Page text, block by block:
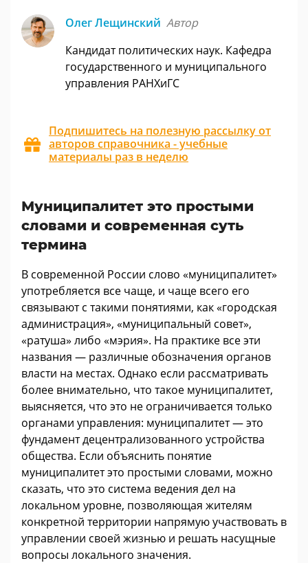
Олег Лещинский Автор
Кандидат политических наук. Кафедра
государственного и муниципального
управления РАНХиГС
Подпишитесь на полезную рассылку от
авторов справочника - учебные
материалы раз в неделю
Муниципалитет это простыми
словами и современная суть
термина
В современной России слово «муниципалитет»
употребляется все чаще, и чаще всего его
связывают с такими понятиями, как «городская
администрация», «муниципальный совет»,
«ратуша» либо «мэрия». На практике все эти
названия — различные обозначения органов
власти на местах. Однако если рассматривать
более внимательно, что такое муниципалитет,
выясняется, что это не ограничивается только
органами управления: муниципалитет — это
фундамент децентрализованного устройства
общества. Если объяснить понятие
муниципалитет это простыми словами, можно
сказать, что это система ведения дел на
локальном уровне, позволяющая жителям
конкретной территории напрямую участвовать в
управлении своей жизнью и решать насущные
вопросы локального значения.